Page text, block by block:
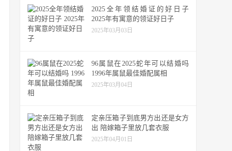
2025全年领结婚证的好日子
2025年有寓意的领证好日子
2025年03月03日
96属鼠在2025蛇年可以结婚吗
1996年属鼠最佳婚配属相
2025年03月04日
定亲压箱子到底男方出还是女方
出 陪嫁箱子里放几套衣服
2025年04月01日